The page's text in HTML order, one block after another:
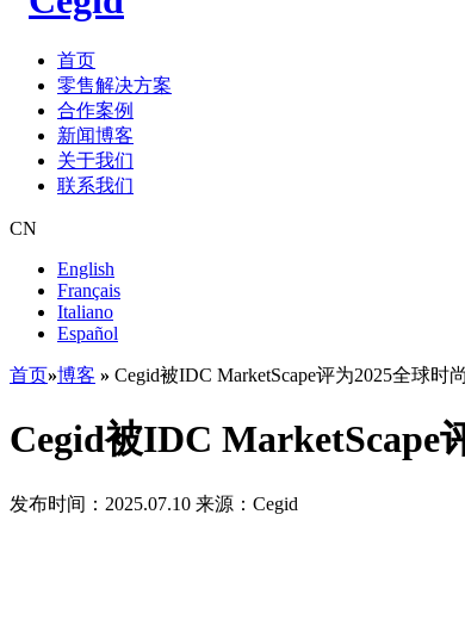
首页
零售解决方案
合作案例
新闻博客
关于我们
联系我们
CN
English
Français
Italiano
Español
首页»博客 » Cegid被IDC MarketScape评为2025全球时
Cegid被IDC MarketScape
发布时间：2025.07.10 来源：Cegid